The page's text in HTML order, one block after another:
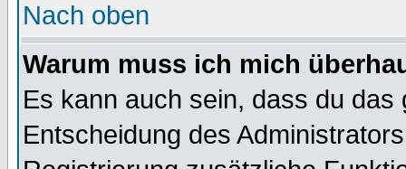
Nach oben
Warum muss ich mich
Es kann auch sein, dass du
Entscheidung des